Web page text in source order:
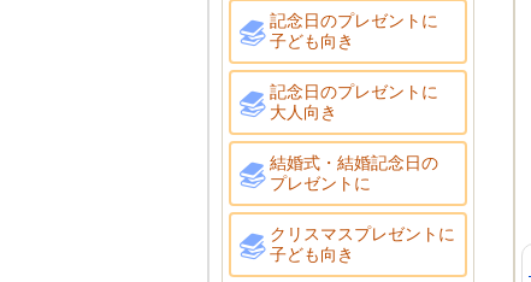
記念日のプレゼントに
子ども向き
記念日のプレゼントに
大人向き
結婚式・結婚記念日の
プレゼントに
クリスマスプレゼントに
子ども向き